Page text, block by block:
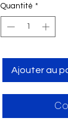
Quantité *
Ajouter au